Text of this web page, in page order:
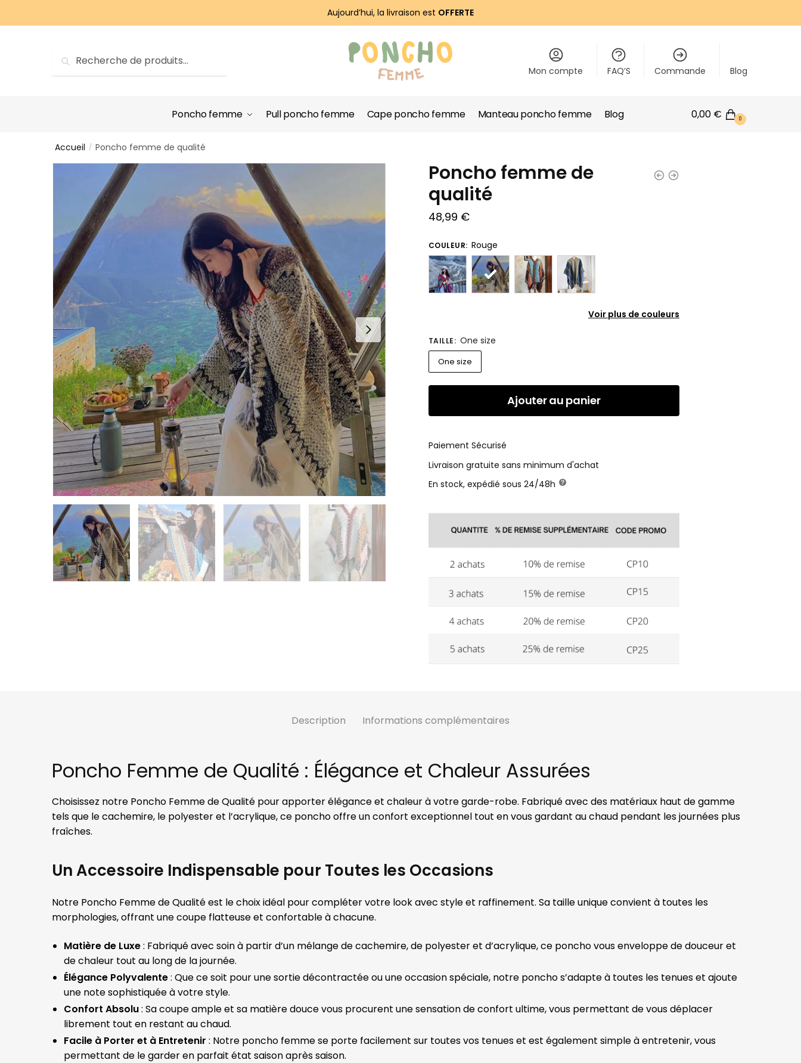
Aujourd’hui, la livraison est OFFERTE
pour :
Recherche
Mon compte FAQ’S Commande Blog
Poncho femme Pull poncho femme Cape poncho femme Manteau poncho femme Blog 0,00 € 0
Accueil / Poncho femme de qualité
Poncho femme de
qualité
48,99 €
COULEUR: Rouge
Voir plus de couleurs
TAILLE: One size
One size
Ajouter au panier
Paiement Sécurisé
Livraison gratuite sans minimum d'achat
En stock, expédié sous 24/48h
Description Informations complémentaires
Poncho Femme de Qualité : Élégance et Chaleur Assurées
Choisissez notre Poncho Femme de Qualité pour apporter élégance et chaleur à votre garde-robe. Fabriqué avec des matériaux haut de gamme
tels que le cachemire, le polyester et l’acrylique, ce poncho offre un confort exceptionnel tout en vous gardant au chaud pendant les journées plus
fraîches.
Un Accessoire Indispensable pour Toutes les Occasions
Notre Poncho Femme de Qualité est le choix idéal pour compléter votre look avec style et raffinement. Sa taille unique convient à toutes les
morphologies, offrant une coupe flatteuse et confortable à chacune.
Matière de Luxe: Fabriqué avec soin à partir d’un mélange de cachemire, de polyester et d’acrylique, ce poncho vous enveloppe de douceur et
de chaleur tout au long de la journée.
Élégance Polyvalente: Que ce soit pour une sortie décontractée ou une occasion spéciale, notre poncho s’adapte à toutes les tenues et ajoute
une note sophistiquée à votre style.
Confort Absolu: Sa coupe ample et sa matière douce vous procurent une sensation de confort ultime, vous permettant de vous déplacer
librement tout en restant au chaud.
Facile à Porter et à Entretenir : Notre poncho femme se porte facilement sur toutes vos tenues et est également simple à entretenir, vous
permettant de le garder en parfait état saison après saison.